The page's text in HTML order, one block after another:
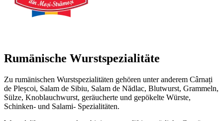
Rumänische Wurstspezialitäte
Zu rumänischen Wurstspezialitäten gehören unter anderem Cârnați
de Pleșcoi, Salam de Sibiu, Salam de Nădlac, Blutwurst, Grammeln,
Sülze, Knoblauchwurst, geräucherte und gepökelte Würste,
Schinken- und Salami- Spezialitäten.